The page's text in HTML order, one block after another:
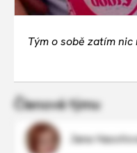
Tým o sobě zatím nic
Členové týmu
Jana